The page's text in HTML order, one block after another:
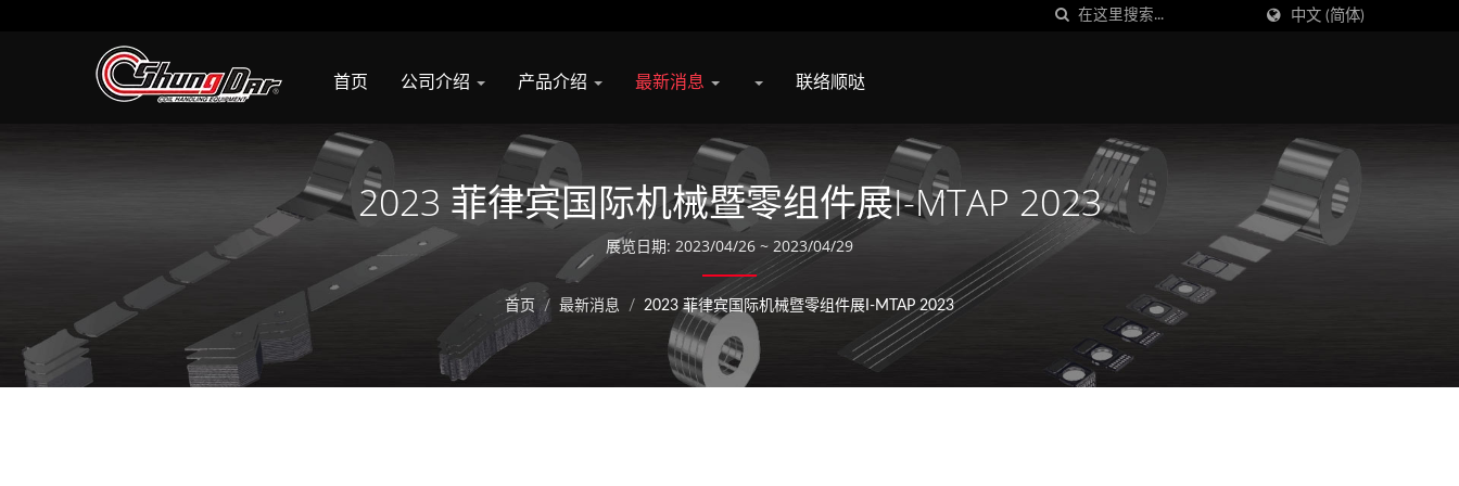
中文 (简体)
首页 公司介绍 产品介绍 最新消息 联络顺哒
2023 菲​​律宾国际机械暨零组件展i-MTAP 2023
展览日期: 2023/04/26 ~ 2023/04/29
首页 / 最新消息 / 2023 菲​​律宾国际机械暨零组件展i-MTAP 2023